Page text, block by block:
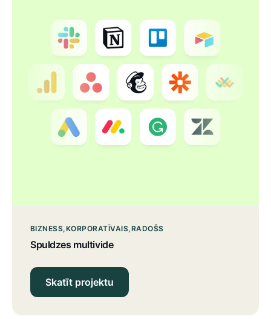
BIZNESS KORPORATĪVAIS RADOŠS
Spuldzes multivide
Skatīt projektu